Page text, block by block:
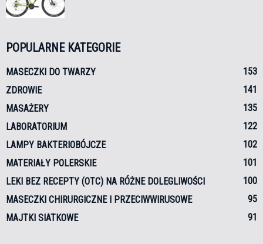
POPULARNE KATEGORIE
MASECZKI DO TWARZY
153
ZDROWIE
141
MASAŻERY
135
LABORATORIUM
122
LAMPY BAKTERIOBÓJCZE
102
MATERIAŁY POLERSKIE
101
LEKI BEZ RECEPTY (OTC) NA RÓŻNE DOLEGLIWOŚCI
100
MASECZKI CHIRURGICZNE I PRZECIWWIRUSOWE
95
MAJTKI SIATKOWE
91